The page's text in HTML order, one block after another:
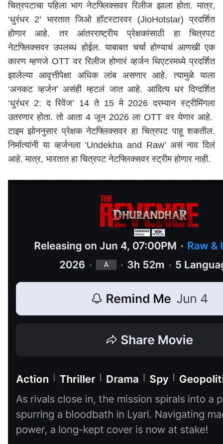
चित्रपटाचा पहिला भाग नेटफ्लिक्सवर रिलीज झाला होता. मात्र,
‘धुरंधर 2’ भारतात जिओ हॉटस्टारवर (JioHotstar) प्रदर्शित
होणार आहे. तर आंतरराष्ट्रीय प्रेक्षकांसाठी हा चित्रपट
नेटफ्लिक्सवर उपलब्ध होईल. याबाबत चर्चा होण्याचं आणखी एक
कारण म्हणजे OTT वर रिलीज होणारं व्हर्जन थिएटरमध्ये प्रदर्शित
झालेल्या आवृत्तीपेक्षा अधिक लांब असणार आहे. त्यामुळे याला
‘अनकट व्हर्जन’ असंही म्हटलं जात आहे. आदित्य धर दिग्दर्शित
‘धुरंधर 2: द रिवेंज’ 14 ते 15 मे 2026 दरम्यान स्ट्रीमिंगला
उतरणार होता. तो आता 4 जून 2026 ला OTT वर येणार आहे.
टाइम झोननुसार प्रेक्षक नेटफ्लिक्सवर हा चित्रपट पाहू शकतील.
निर्मात्यांनी या व्हर्जनला ‘Undekha and Raw’ असं नाव दिलं
आहे. मात्र, भारतात हा चित्रपट नेटफ्लिक्सवर स्ट्रीम होणार नाही.